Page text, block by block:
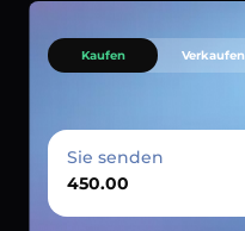
Kaufen Verkaufen
Sie senden